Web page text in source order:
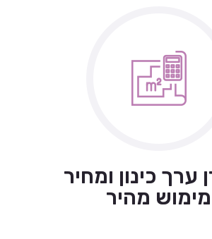
ערך כינון ומחיר
מימוש מהיר